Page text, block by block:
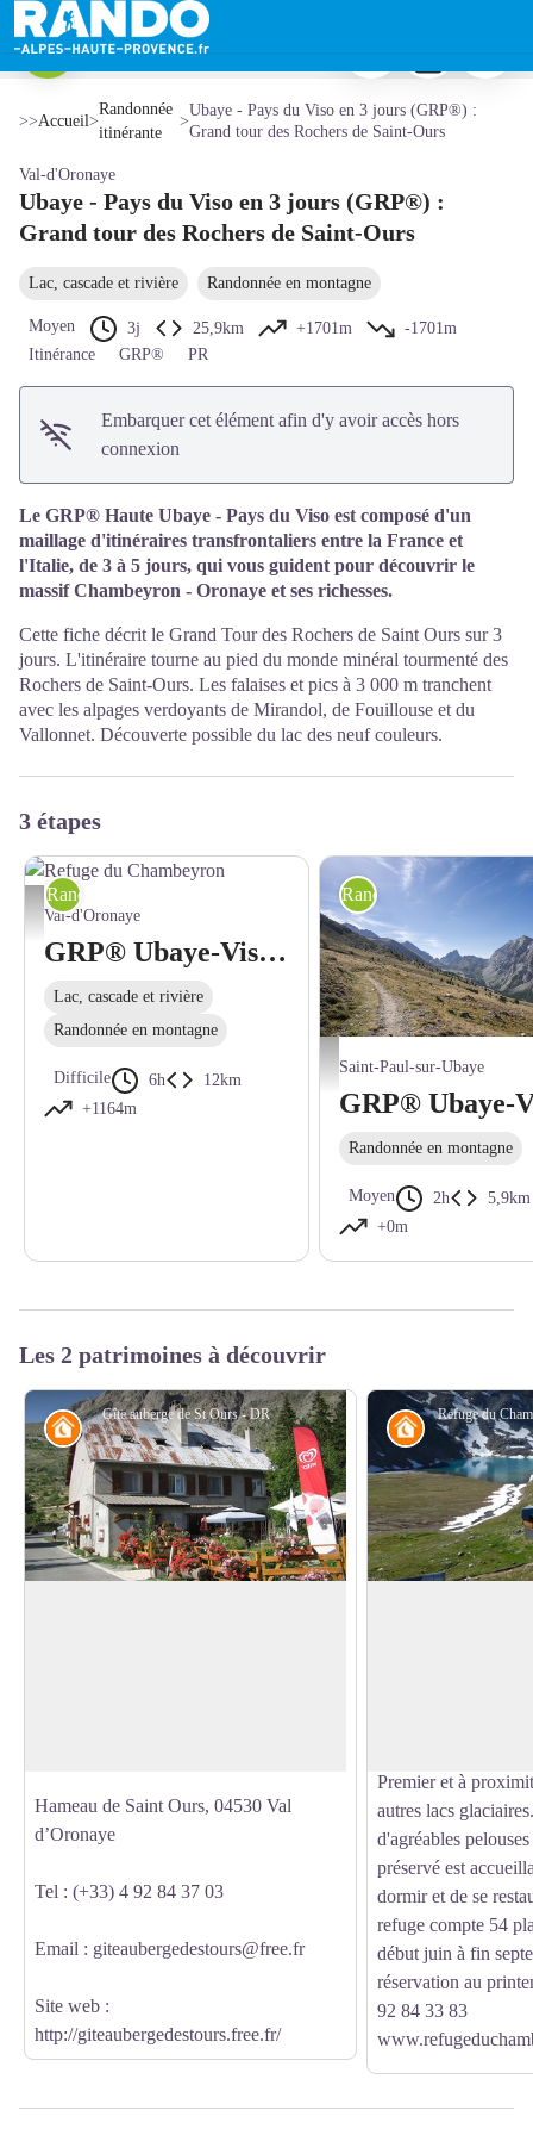
Lac Premier - Ubaye Tourisme
Voir l'image en plein écran
>>Accueil>
Randonnée
itinérante
>
Ubaye - Pays du Viso en 3 jours (GRP®) :
Grand tour des Rochers de Saint-Ours
Val-d'Oronaye
Ubaye - Pays du Viso en 3 jours (GRP®) :
Grand tour des Rochers de Saint-Ours
Lac, cascade et rivière Randonnée en montagne
Moyen 3j 25,9km +1701m
-1701m
Itinérance
GRP® PR
Embarquer cet élément afin d'y avoir accès hors
connexion
Le GRP® Haute Ubaye - Pays du Viso est composé d'un
maillage d'itinéraires transfrontaliers entre la France et
l'Italie, de 3 à 5 jours, qui vous guident pour découvrir le
massif Chambeyron - Oronaye et ses richesses.
Cette fiche décrit le Grand Tour des Rochers de Saint Ours sur 3
jours. L'itinéraire tourne au pied du monde minéral tourmenté des
Rochers de Saint-Ours. Les falaises et pics à 3 000 m tranchent
avec les alpages verdoyants de Mirandol, de Fouillouse et du
Vallonnet. Découverte possible du lac des neuf couleurs.
3 étapes
Refuge du Chambeyron - Ubaye Tourisme
Randonnée itinérante
Val-d'Oronaye
GRP® Ubaye-Viso - Etape 1 : Saint-Ours - Refuge du Chambeyron
Lac, cascade et rivière
Randonnée en montagne
Difficile 6h
12km
+1164m
Au dessus de Fouillouse - Ubaye
Randonnée itinérante
Saint-Paul-sur-Ubaye
Randonnée en montagne
Moyen 2h
5,9km
+0m
Les 2 patrimoines à découvrir
Gîte auberge de St Ours - DR
Refuge
Hameau de Saint Ours, 04530 Val
d’Oronaye
Tel : (+33) 4 92 84 37 03
Email : giteaubergedestours@free.fr
Site web :
http://giteaubergedestours.free.fr/
Refuge
Premier et à
autres lacs
d'agréables
préservé est
dormir et de se
refuge compte 54
début juin à fin
réservation au
92 84 33 83